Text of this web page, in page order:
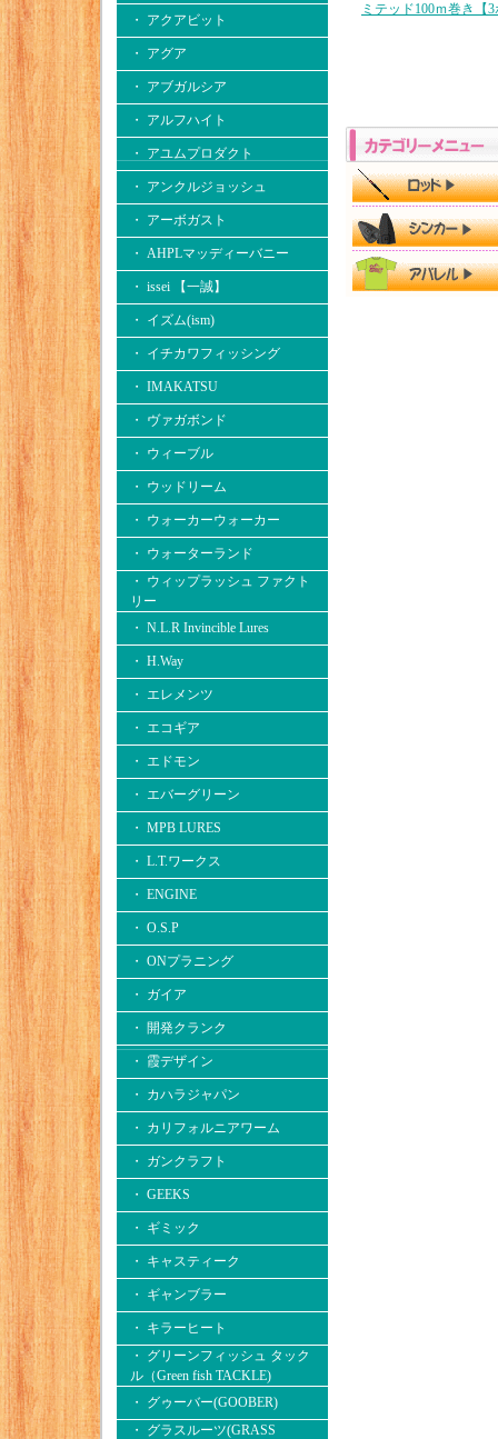
・ アクアビット
・ アグア
・ アブガルシア
・ アルフハイト
・ アユムプロダクト
・ アンクルジョッシュ
・ アーボガスト
・ AHPLマッディーバニー
・ issei 【一誠】
・ イズム(ism)
・ イチカワフィッシング
・ IMAKATSU
・ ヴァガボンド
・ ウィーブル
・ ウッドリーム
・ ウォーカーウォーカー
・ ウォーターランド
・ ウィップラッシュ ファクト
リー
・ N.L.R Invincible Lures
・ H.Way
・ エレメンツ
・ エコギア
・ エドモン
・ エバーグリーン
・ MPB LURES
・ L.T.ワークス
・ ENGINE
・ O.S.P
・ ONプラニング
・ ガイア
・ 開発クランク
・ 霞デザイン
・ カハラジャパン
・ カリフォルニアワーム
・ ガンクラフト
・ GEEKS
・ ギミック
・ キャスティーク
・ ギャンブラー
・ キラーヒート
・ グリーンフィッシュ タック
ル（Green fish TACKLE)
・ グゥーバー(GOOBER)
・ グラスルーツ(GRASS
ミテッド100ｍ巻き【